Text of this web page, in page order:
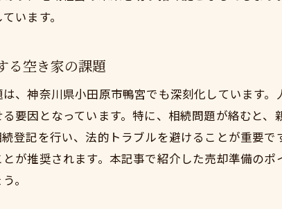
空き家売却に必要な法
相続放棄に関する法
不動産売買契約時の留
法律の専門家による相
います。
る空き家の課題
、神奈川県小田原市鴨宮でも深刻化しています
要因となっています。特に、相続問題が絡むと
登記を行い、法的トラブルを避けることが重要
が推奨されます。本記事で紹介した売却準備の
。